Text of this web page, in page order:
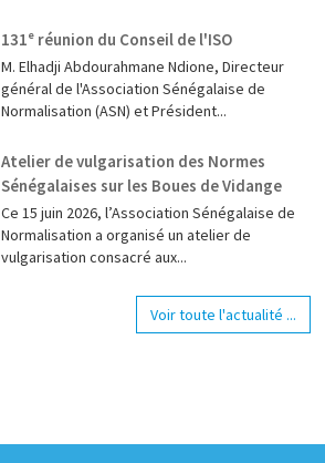
131ᵉ réunion du Conseil de l'ISO
M. Elhadji Abdourahmane Ndione, Directeur
général de l'Association Sénégalaise de
Normalisation (ASN) et Président...
Atelier de vulgarisation des Normes
Sénégalaises sur les Boues de Vidange
Ce 15 juin 2026, l’Association Sénégalaise de
Normalisation a organisé un atelier de
vulgarisation consacré aux...
Voir toute l'actualité ...